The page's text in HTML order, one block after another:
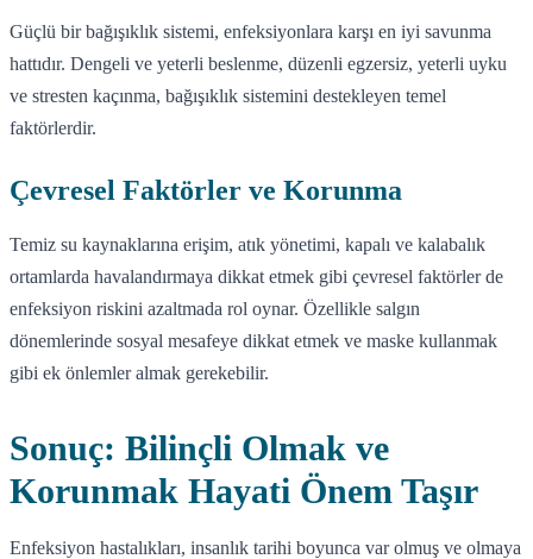
Güçlü bir bağışıklık sistemi, enfeksiyonlara karşı en iyi savunma
hattıdır. Dengeli ve yeterli beslenme, düzenli egzersiz, yeterli uyku
ve stresten kaçınma, bağışıklık sistemini destekleyen temel
faktörlerdir.
Çevresel Faktörler ve Korunma
Temiz su kaynaklarına erişim, atık yönetimi, kapalı ve kalabalık
ortamlarda havalandırmaya dikkat etmek gibi çevresel faktörler de
enfeksiyon riskini azaltmada rol oynar. Özellikle salgın
dönemlerinde sosyal mesafeye dikkat etmek ve maske kullanmak
gibi ek önlemler almak gerekebilir.
Sonuç: Bilinçli Olmak ve
Korunmak Hayati Önem Taşır
Enfeksiyon hastalıkları, insanlık tarihi boyunca var olmuş ve olmaya